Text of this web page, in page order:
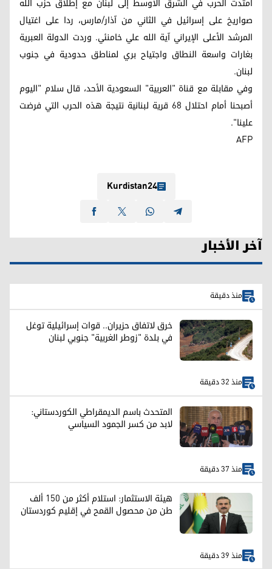
صواريخ على إسرائيل في الثاني من آذار/مارس، ردا على اغتيال
المرشد الأعلى الإيراني آية الله علي خامنئي. وردت الدولة العبرية
بغارات واسعة النطاق واجتياح بري لمناطق حدودية في جنوب
لبنان.
وفي مقابلة مع قناة "العربية" السعودية الأحد، قال سلام "اليوم
أصبحنا أمام احتلال 68 قرية لبنانية نتيجة هذه الحرب التي فرضت
علينا".
AFP
Kurdistan24
آخر الأخبار
منذ دقيقة
خرق لاتفاق حزيران.. قوات إسرائيلية توغل
في بلدة "زوطر الغربية" جنوبي لبنان
منذ 32 دقيقة
المتحدث باسم الديمقراطي الكوردستاني:
لابد من كسر الجمود السياسي
منذ 37 دقيقة
هيئة الاستثمار: استلام أكثر من 150 ألف
طن من محصول القمح في إقليم كوردستان
منذ 39 دقيقة